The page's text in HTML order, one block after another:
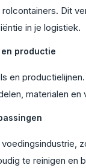
Dit
in je logistiek.
productie
en
materialen en
te reinigen en